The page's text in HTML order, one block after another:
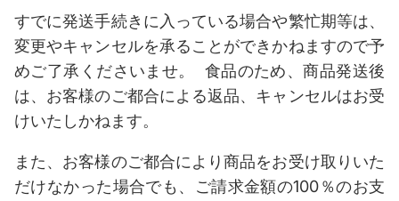
すでに発送手続きに入っている場合や繁忙期等は、
変更やキャンセルを承ることができかねますので予
めご了承くださいませ。 食品のため、商品発送後
は、お客様のご都合による返品、キャンセルはお受
けいたしかねます。
また、お客様のご都合により商品をお受け取りいた
だけなかった場合でも、ご請求金額の100％のお支